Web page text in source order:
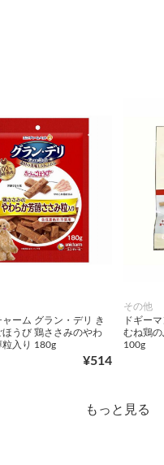
ャーム グラン・デリ き
ほうび 鶏ささみのやわ
粒入り 180g
¥514
その他
ドギー
むね鶏
100g
もっと見る